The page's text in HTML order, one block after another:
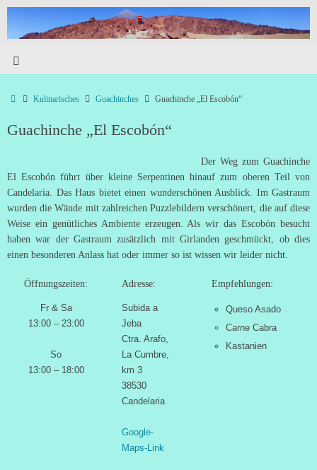
Kulinarisches Guachinches Guachinche „El Escobón“
Guachinche „El Escobón“
Der Weg zum Guachinche
El Escobón führt über kleine Serpentinen hinauf zum oberen Teil von
Candelaria. Das Haus bietet einen wunderschönen Ausblick. Im Gastraum
wurden die Wände mit zahlreichen Puzzlebildern verschönert, die auf diese
Weise ein genütliches Ambiente erzeugen. Als wir das Escobón besucht
haben war der Gastraum zusätzlich mit Girlanden geschmückt, ob dies
einen besonderen Anlass hat oder immer so ist wissen wir leider nicht.
Öffnungszeiten: Adresse: Empfehlungen:
Fr & Sa
13:00 – 23:00
So
13:00 – 18:00
Subida a
Jeba
Ctra. Arafo,
La Cumbre,
km 3
38530
Candelaria
Google-
Maps-Link
Queso Asado
Carne Cabra
Kastanien